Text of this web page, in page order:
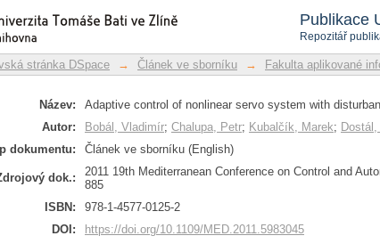
Publikace
Repozitář
control of nonlinear servo
DSpace/Manakin
stránka DSpace → Článek ve sborníku → Fakulta aplikované
Název:
Adaptive control of nonlinear servo system with
Autor:
Bobál, Vladimír; Chalupa, Petr; Kubalčík, Marek;
dokumentu:
Článek ve sborníku (English)
dok.:
2011 19th Mediterranean Conference on Control and
885
ISBN:
978-1-4577-0125-2
DOI:
https://doi.org/10.1109/MED.2011.5983045